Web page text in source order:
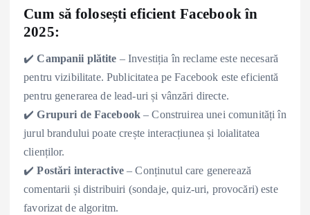
Cum să folosești eficient Facebook în
2025:
✔️Campanii plătite – Investiția în reclame este necesară
pentru vizibilitate. Publicitatea pe Facebook este eficientă
pentru generarea de lead-uri și vânzări directe.
✔️Grupuri de Facebook – Construirea unei comunități în
jurul brandului poate crește interacțiunea și loialitatea
clienților.
✔️Postări interactive – Conținutul care generează
comentarii și distribuiri (sondaje, quiz-uri, provocări) este
favorizat de algoritm.